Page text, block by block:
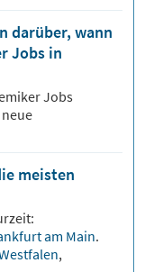
darüber, wann
Jobs in
Jobs
meisten
am Main.
,